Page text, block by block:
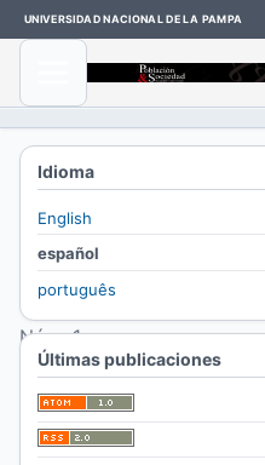
UNIVERSIDAD NACIONAL DE LA PAMPA
Inicio
Archivos
Vol. 26
Núm. 1
(2019)
Vol.
Idioma
English
español
português
Últimas publicaciones